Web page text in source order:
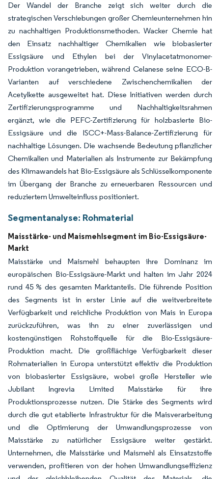
Der Wandel der Branche zeigt sich weiter durch die
strategischen Verschiebungen großer Chemieunternehmen hin
zu nachhaltigen Produktionsmethoden. Wacker Chemie hat
den Einsatz nachhaltiger Chemikalien wie biobasierter
Essigsäure und Ethylen bei der Vinylacetatmonomer-
Produktion vorangetrieben, während Celanese seine ECO-B-
Varianten auf verschiedene Zwischenchemikalien der
Acetylkette ausgeweitet hat. Diese Initiativen werden durch
Zertifizierungsprogramme und Nachhaltigkeitsrahmen
ergänzt, wie die PEFC-Zertifizierung für holzbasierte Bio-
Essigsäure und die ISCC+-Mass-Balance-Zertifizierung für
nachhaltige Lösungen. Die wachsende Bedeutung pflanzlicher
Chemikalien und Materialien als Instrumente zur Bekämpfung
des Klimawandels hat Bio-Essigsäure als Schlüsselkomponente
im Übergang der Branche zu erneuerbaren Ressourcen und
reduziertem Umwelteinfluss positioniert.
Segmentanalyse: Rohmaterial
Maisstärke- und Maismehlsegment im Bio-Essigsäure-
Markt
Maisstärke und Maismehl behaupten ihre Dominanz im
europäischen Bio-Essigsäure-Markt und halten im Jahr 2024
rund 45 % des gesamten Marktanteils. Die führende Position
des Segments ist in erster Linie auf die weitverbreitete
Verfügbarkeit und reichliche Produktion von Mais in Europa
zurückzuführen, was ihn zu einer zuverlässigen und
kostengünstigen Rohstoffquelle für die Bio-Essigsäure-
Produktion macht. Die großflächige Verfügbarkeit dieser
Rohmaterialien in Europa unterstützt effektiv die Produktion
von biobasierter Essigsäure, wobei große Hersteller wie
Jubilant Ingrevia Limited Maisstärke für ihre
Produktionsprozesse nutzen. Die Stärke des Segments wird
durch die gut etablierte Infrastruktur für die Maisverarbeitung
und die Optimierung der Umwandlungsprozesse von
Maisstärke zu natürlicher Essigsäure weiter gestärkt.
Unternehmen, die Maisstärke und Maismehl als Einsatzstoffe
verwenden, profitieren von der hohen Umwandlungseffizienz